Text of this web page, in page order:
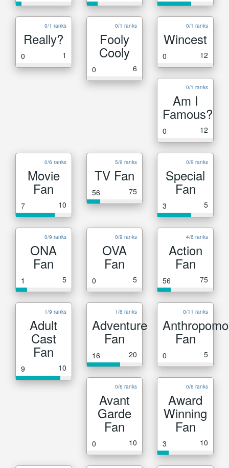
0/1 ranks
Really?
0 1
0/1 ranks
Fooly
Cooly
0 6
0/1 ranks
Wincest
0 12
0/1 ranks
Am I
Famous?
0 12
0/6 ranks
Movie
Fan
7 10
5/9 ranks
TV Fan
56 75
0/9 ranks
Special
Fan
3 5
0/9 ranks
ONA
Fan
1 5
0/9 ranks
OVA
Fan
0 5
4/6 ranks
Action
Fan
56 75
1/9 ranks
Adult
Cast
Fan
9 10
1/6 ranks
Adventure
Fan
16 20
0/11 ranks
Fan
0 5
0/6 ranks
Avant
Garde
Fan
0 10
0/6 ranks
Award
Winning
Fan
3 10